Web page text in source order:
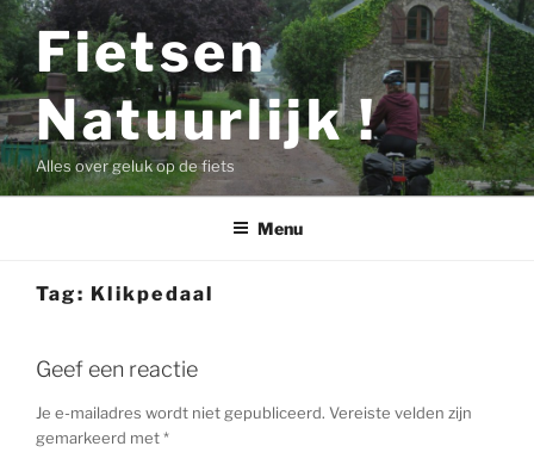
Ga
naar
de
inhoud
Fietsen
Natuurlijk !
Alles over geluk op de fiets
Menu
Tag: Klikpedaal
Geef een reactie
Je e-mailadres wordt niet gepubliceerd. Vereiste velden zijn
gemarkeerd met*